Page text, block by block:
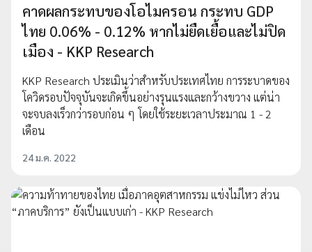
คาดผลกระทบของโอไมครอน กระทบ GDP
ไทย 0.06% - 0.12% หากไม่ยืดเยื้อและไม่ปิด
เมือง - KKP Research
KKP Research ประเมินว่าสำหรับประเทศไทย การระบาดของ
โควิดรอบปัจจุบันจะเกิดขึ้นอย่างรุนแรงและกว้างขวาง แต่น่า
จะจบลงเร็วกว่ารอบก่อน ๆ โดยใช้ระยะเวลาประมาณ 1 - 2
เดือน
24 ม.ค. 2022